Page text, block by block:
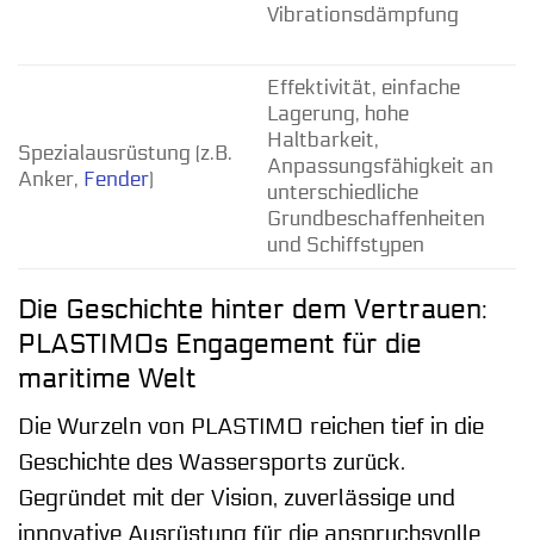
Vibrationsdämpfung
Spezialausrüstung (z.B.
Anker, Fender)
Effektivität, einfache
Lagerung, hohe
Haltbarkeit,
Anpassungsfähigkeit an
unterschiedliche
Grundbeschaffenheiten
und Schiffstypen
Die Geschichte hinter dem Vertrauen:
PLASTIMOs Engagement für die
maritime Welt
Die Wurzeln von PLASTIMO reichen tief in die
Geschichte des Wassersports zurück.
Gegründet mit der Vision, zuverlässige und
innovative Ausrüstung für die anspruchsvolle